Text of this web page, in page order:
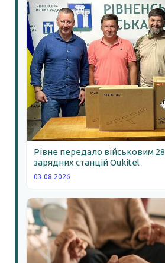
Рівне передало військовим 28
зарядних станцій Oukitel
03.08.2026